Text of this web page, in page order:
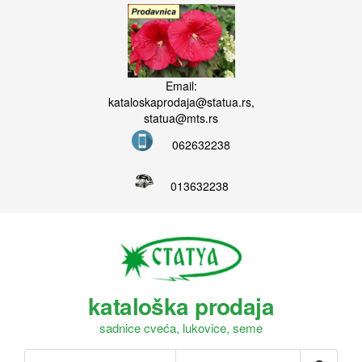
Email:
kataloskaprodaja@statua.rs,
statua@mts.rs
062632238
013632238
kataloška prodaja
sadnice cveća, lukovice, seme